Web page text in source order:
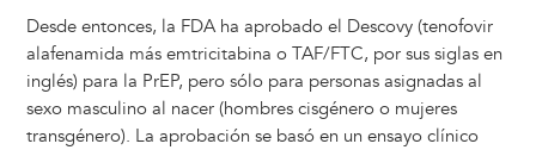
Desde entonces, la FDA ha aprobado el Descovy (tenofovir
alafenamida más emtricitabina o TAF/FTC, por sus siglas en
inglés) para la PrEP, pero sólo para personas asignadas al
sexo masculino al nacer (hombres cisgénero o mujeres
transgénero). La aprobación se basó en un ensayo clínico